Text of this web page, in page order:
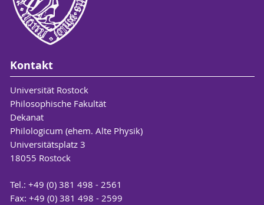
Kontakt
Universität Rostock
Philosophische Fakultät
Dekanat
Philologicum (ehem. Alte Physik)
Universitätsplatz 3
18055 Rostock
Tel.: +49 (0) 381 498 - 2561
Fax: +49 (0) 381 498 - 2599